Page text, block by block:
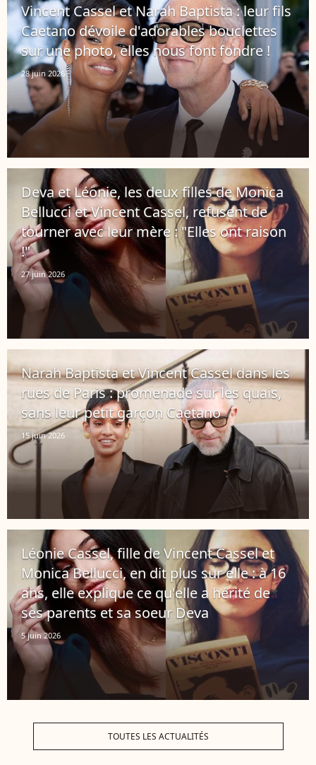
Vincent Cassel et Narah Baptista : leur fils
Caetano dévoile d'adorables bouclettes
sur une photo, elles nous font fondre !
28 juin 2026
Deva et Léonie, les deux filles de Monica
Bellucci et Vincent Cassel, refusent de
tourner avec leur mère : "Elles ont raison
!"
27 juin 2026
Narah Baptista et Vincent Cassel dans les
rues de Paris : promenade sur les quais,
sans leur petit garçon Caetano
15 juin 2026
Léonie Cassel, fille de Vincent Cassel et
Monica Bellucci, en dit plus sur elle : à 16
ans, elle explique ce qu'elle a hérité de
ses parents et sa soeur Deva
5 juin 2026
TOUTES LES ACTUALITÉS